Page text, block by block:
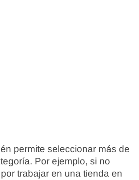
permite seleccionar más de
Por ejemplo, si no
trabajar en una tienda en